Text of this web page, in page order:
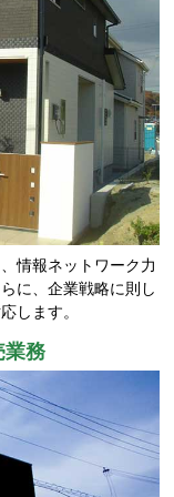
情報ネットワーク力
に、企業戦略に則し
します。
業務